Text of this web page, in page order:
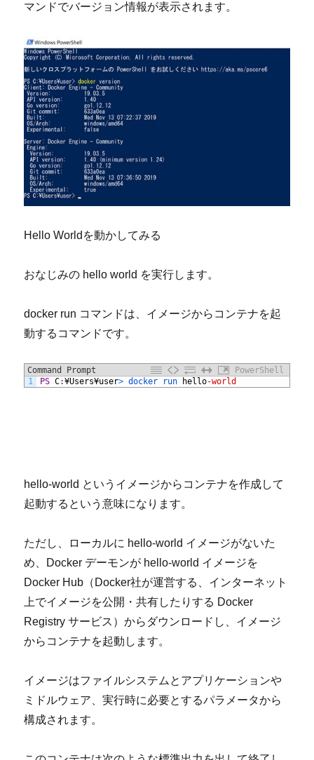
マンドでバージョン情報が表示されます。
Hello World を動かしてみる
おなじみの hello world を実行します。
docker run コマンドは、イメージからコンテナを起
動するコマンドです。
Command Prompt
PowerShell
1
PS C:¥Users¥user> docker run hello-world
hello-world というイメージからコンテナを作成して
起動するという意味になります。
ただし、ローカルに hello-world イメージがないた
め、 Docker デーモンが hello-world イメージを
Docker Hub （ Docker社が運営する、インターネット
上でイメージを公開・共有したりする Docker
Registryサービス）からダウンロードし、イメージ
からコンテナを起動します。
イメージはファイルシステムとアプリケーションや
ミドルウェア、実行時に必要とするパラメータから
構成されます。